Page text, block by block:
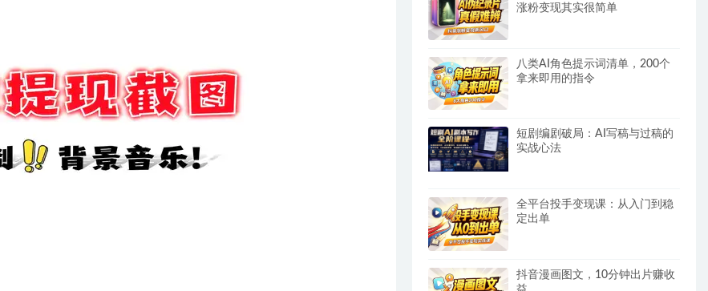
涨粉变现其实很简单
八类AI角色提示词清单，200个
拿来即用的指令
短剧编剧破局：AI写稿与过稿的
实战心法
全平台投手变现课：从入门到稳
定出单
抖音漫画图文，10分钟出片赚收